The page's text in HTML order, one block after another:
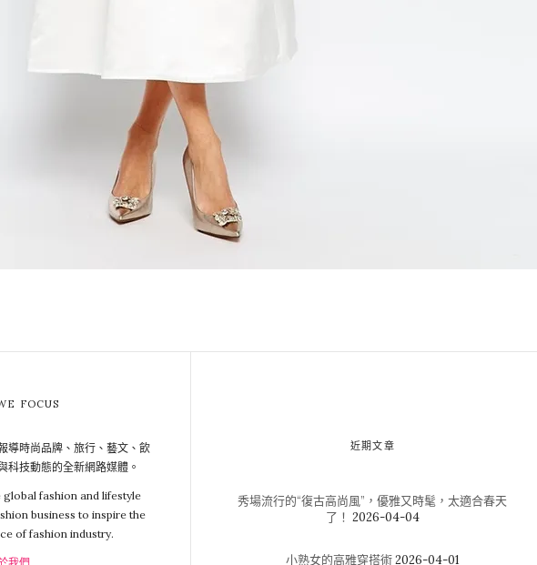
FOCUS
導時尚品牌、旅行、藝文、飲
科技動態的全新網路媒體。
fashion and lifestyle
business to inspire the
of fashion industry.
近期文章
秀場流行的“復古高尚風”，優雅又時髦，太適合春天
了！ 2026-04-04
小熟女的高雅穿搭術2026-04-01